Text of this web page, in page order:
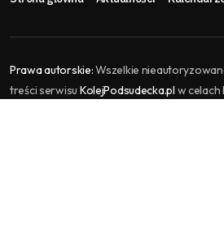
Prawa autorskie:Wszelkie
treści serwisu KolejPodsudecka.pl w